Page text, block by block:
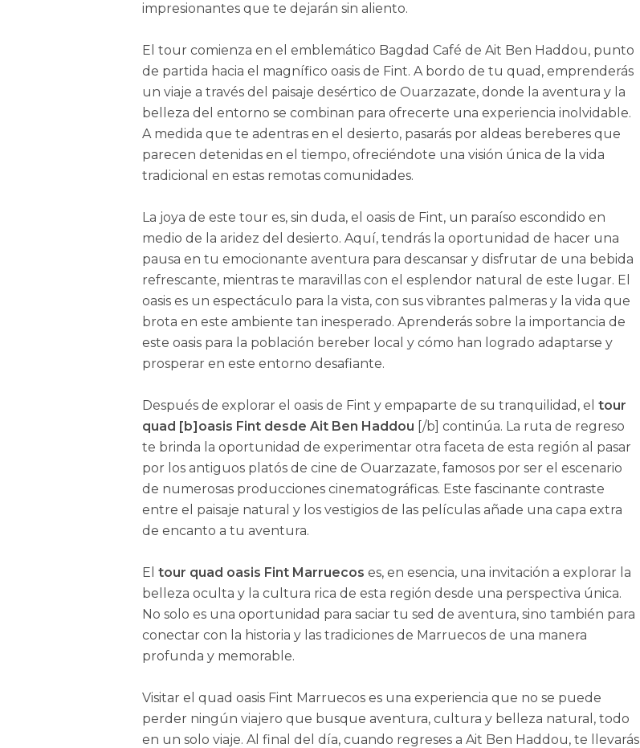
impresionantes que te dejarán sin aliento.
El tour comienza en el emblemático Bagdad Café de Ait Ben Haddou, punto
de partida hacia el magnífico oasis de Fint. A bordo de tu quad, emprenderás
un viaje a través del paisaje desértico de Ouarzazate, donde la aventura y la
belleza del entorno se combinan para ofrecerte una experiencia inolvidable.
A medida que te adentras en el desierto, pasarás por aldeas bereberes que
parecen detenidas en el tiempo, ofreciéndote una visión única de la vida
tradicional en estas remotas comunidades.
La joya de este tour es, sin duda, el oasis de Fint, un paraíso escondido en
medio de la aridez del desierto. Aquí, tendrás la oportunidad de hacer una
pausa en tu emocionante aventura para descansar y disfrutar de una bebida
refrescante, mientras te maravillas con el esplendor natural de este lugar. El
oasis es un espectáculo para la vista, con sus vibrantes palmeras y la vida que
brota en este ambiente tan inesperado. Aprenderás sobre la importancia de
este oasis para la población bereber local y cómo han logrado adaptarse y
prosperar en este entorno desafiante.
Después de explorar el oasis de Fint y empaparte de su tranquilidad, el tour
quad [b]oasis Fint desde Ait Ben Haddou [/b] continúa. La ruta de regreso
te brinda la oportunidad de experimentar otra faceta de esta región al pasar
por los antiguos platós de cine de Ouarzazate, famosos por ser el escenario
de numerosas producciones cinematográficas. Este fascinante contraste
entre el paisaje natural y los vestigios de las películas añade una capa extra
de encanto a tu aventura.
El tour quad oasis Fint Marruecos es, en esencia, una invitación a explorar la
belleza oculta y la cultura rica de esta región desde una perspectiva única.
No solo es una oportunidad para saciar tu sed de aventura, sino también para
conectar con la historia y las tradiciones de Marruecos de una manera
profunda y memorable.
Visitar el quad oasis Fint Marruecos es una experiencia que no se puede
perder ningún viajero que busque aventura, cultura y belleza natural, todo
en un solo viaje. Al final del día, cuando regreses a Ait Ben Haddou, te llevarás